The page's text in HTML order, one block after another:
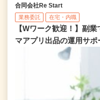
合同会社Re Start
業務委託 在宅・内職
【Wワーク歓迎！】副
マアプリ出品の運用サ